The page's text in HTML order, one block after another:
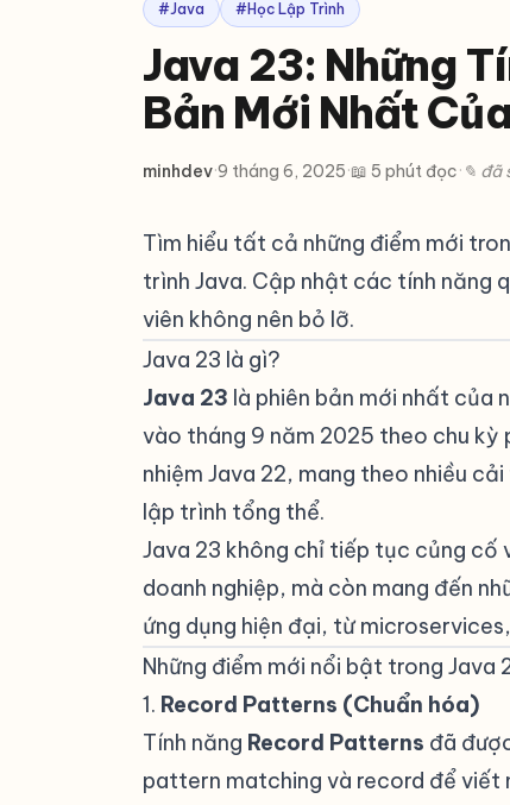
#Java #Học Lập Trình
Java 23: Những
Bản Mới Nhất
minhdev·9 tháng 6, 2025·📖 5 phút đọc· ✎ đã
Tìm hiểu tất cả những điểm mới
trình Java. Cập nhật các tính năng
viên không nên bỏ lỡ.
Java 23 là gì?
Java 23 là phiên bản mới nhất của
vào tháng 9 năm 2025 theo chu kỳ
nhiệm Java 22, mang theo nhiều
lập trình tổng thể.
Java 23 không chỉ tiếp tục củng cố
doanh nghiệp, mà còn mang đến
ứng dụng hiện đại, từ
Những điểm mới nổi bật trong Java
1. Record Patterns (Chuẩn hóa)
Tính năng Record Patterns đã
pattern matching và record để viết